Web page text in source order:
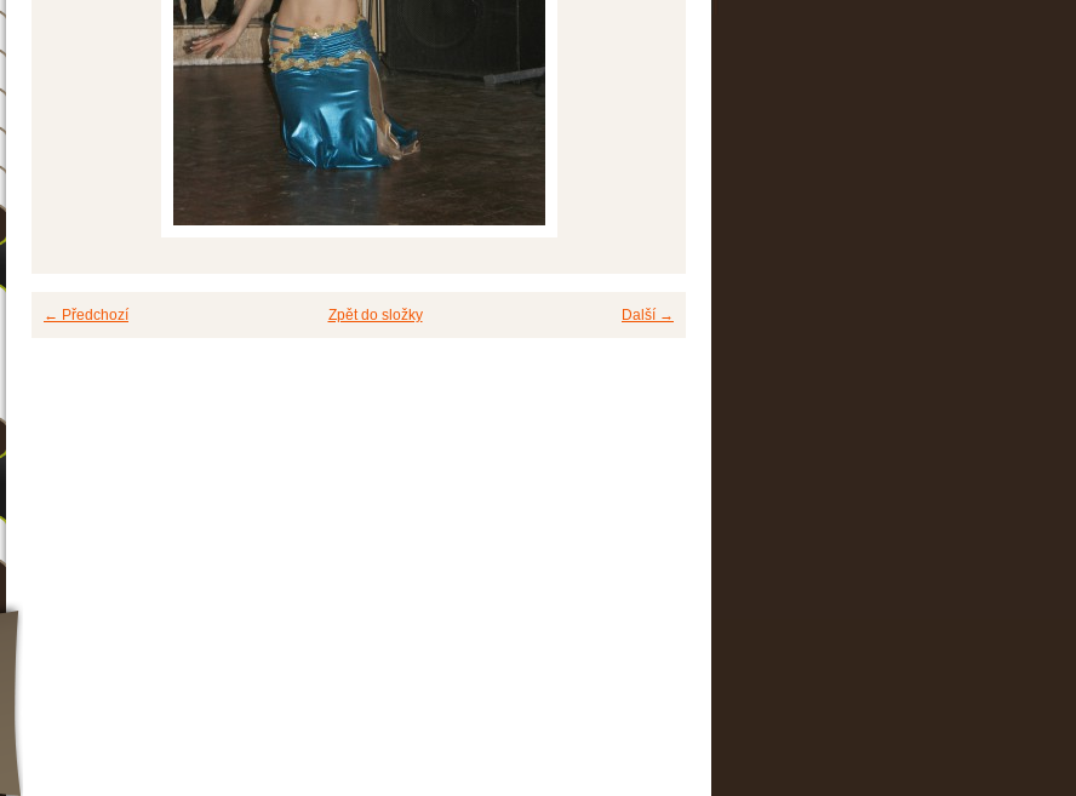
← Předchozí Další →
Zpět do složky